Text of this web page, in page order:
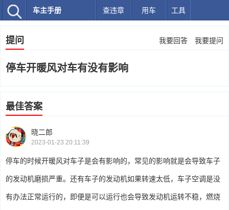
车主手册 查违章 用车 工具
提问 我要回答 我要提问
停车开暖风对车有没有影响
最佳答案
晓二郎
2023-01-23 20:11:39
停车的时候开暖风对车子是会有影响的，常见的影响就是会导致车子
的发动机磨损严重。还有车子的发动机如果转速太低，车子空调是没
有办法正常运行的，即便是可以运行也会导致发动机运转不稳，燃烧